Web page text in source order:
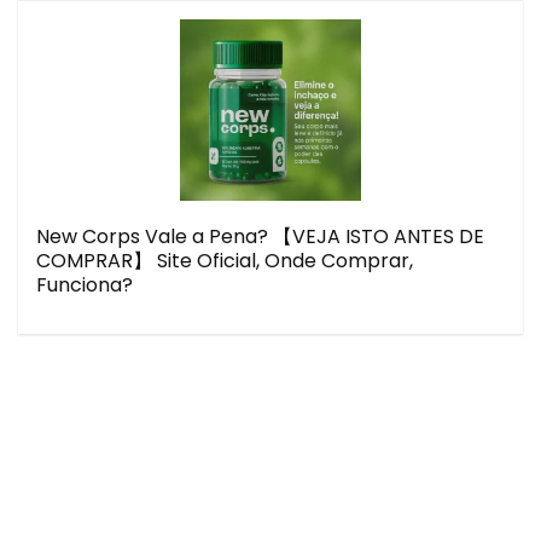
New Corps Vale a Pena? 【VEJA ISTO ANTES DE
COMPRAR】 Site Oficial, Onde Comprar,
Funciona?